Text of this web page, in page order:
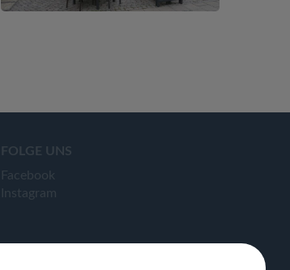
FOLGE UNS
Facebook
Instagram